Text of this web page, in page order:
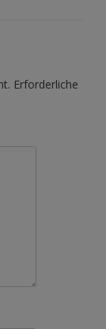
Erforderliche